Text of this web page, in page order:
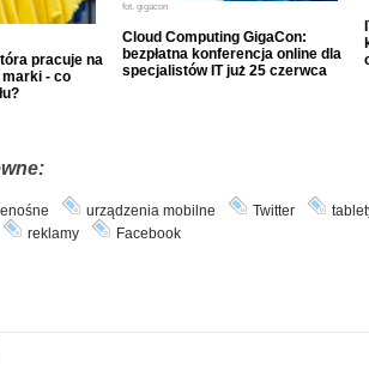
pracuje na
- co
fot. gigacon
Cloud Computing GigaCon:
bezpłatna konferencja online dla
specjalistów IT już 25 czerwca
urządzenia mobilne Twitter
reklamy Facebook